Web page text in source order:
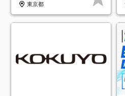
東京都